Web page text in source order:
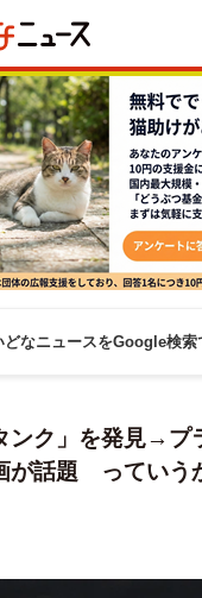
どなニュースをGoogle検索
ンク」を発見→プ
が話題 っていう